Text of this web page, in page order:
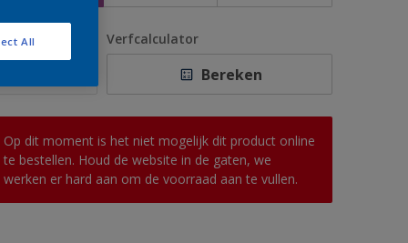
Verfcalculator
Bereken
Op dit moment is het niet mogelijk dit product online
te bestellen. Houd de website in de gaten, we
werken er hard aan om de voorraad aan te vullen.
All